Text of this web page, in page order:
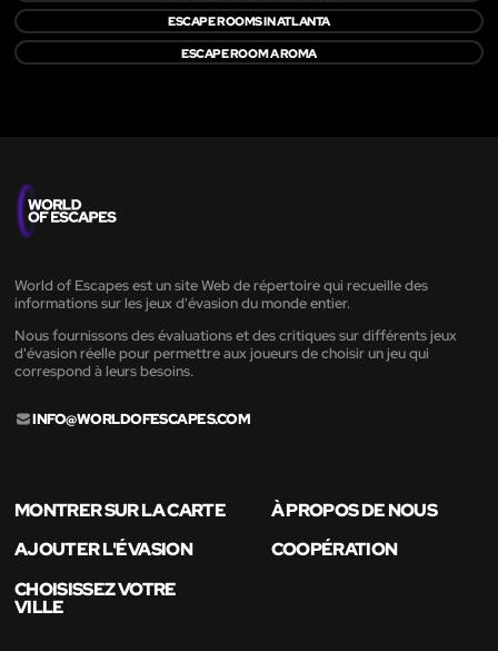
ESCAPE ROOMS IN ATLANTA
ESCAPE ROOM A ROMA
World of Escapes est un site Web de répertoire qui recueille des
informations sur les jeux d'évasion du monde entier.
Nous fournissons des évaluations et des critiques sur différents jeux
d'évasion réelle pour permettre aux joueurs de choisir un jeu qui
correspond à leurs besoins.
INFO@WORLDOFESCAPES.COM
MONTRER SUR LA CARTE
À PROPOS DE NOUS
AJOUTER L'ÉVASION
COOPÉRATION
CHOISISSEZ VOTRE
VILLE